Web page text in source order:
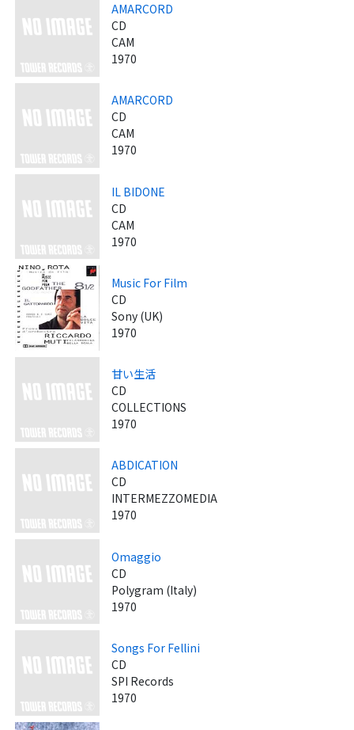
AMARCORD
CD
CAM
1970
AMARCORD
CD
CAM
1970
IL BIDONE
CD
CAM
1970
Music For Film
CD
Sony (UK)
1970
甘い生活
CD
COLLECTIONS
1970
ABDICATION
CD
INTERMEZZOMEDIA
1970
Omaggio
CD
Polygram (Italy)
1970
Songs For Fellini
CD
SPI Records
1970